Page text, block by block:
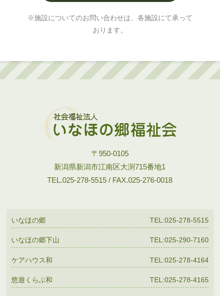
※施設についてのお問い合わせは、各施設にて承って
おります。
〒950-0105
新潟県新潟市江南区大渕715番地1
TEL.025-278-5515 / FAX.025-276-0018
いなほの郷 TEL:025-278-5515
いなほの郷下山 TEL:025-290-7160
ケアハウス和 TEL:025-278-4164
悠遊くらぶ和 TEL:025-278-4165